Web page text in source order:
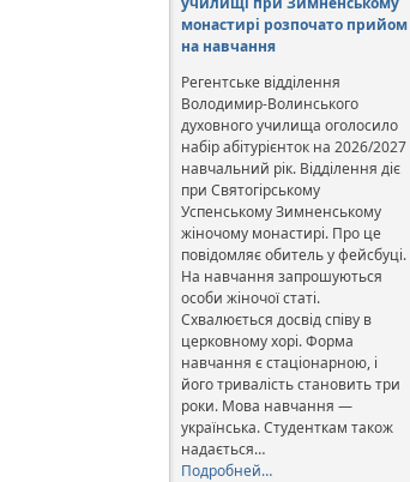
монастирі розпочато прийом
на навчання
Регентське відділення
Володимир-Волинського
духовного училища оголосило
набір абітурієнток на 2026/2027
навчальний рік. Відділення діє
при Святогірському
Успенському Зимненському
жіночому монастирі. Про це
повідомляє обитель у фейсбуці.
На навчання запрошуються
особи жіночої статі.
Схвалюється досвід співу в
церковному хорі. Форма
навчання є стаціонарною, і
його тривалість становить три
роки. Мова навчання —
українська. Студенткам також
надається…
Подробней…